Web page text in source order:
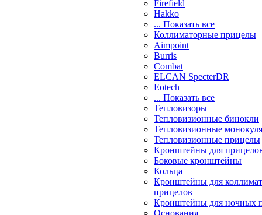
Firefield
Hakko
... Показать все
Коллиматорные прицелы
Aimpoint
Burris
Combat
ELCAN SpecterDR
Eotech
... Показать все
Тепловизоры
Тепловизионные бинокли
Тепловизионные
Тепловизионные прицелы
Кронштейны для
Боковые кронштейны
Кольца
Кронштейны для
прицелов
Кронштейны для ночных
Основания